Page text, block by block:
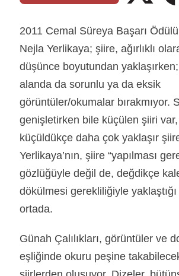
2011 Cemal Süreya Başarı
Nejla Yerlikaya; şiire, ağırlıklı
düşünce boyutundan
alanda da sorunlu ya da eksik
görüntüler/okumalar bırakmıyor.
genişletirken bile küçülen şiiri
küçüldükçe daha çok yaklaşır
Yerlikaya’nın, şiire “yapılması
gözlüğüyle değil de, değdikçe
dökülmesi gerekliliğiyle yaklaştığı
ortada.
Günah Çalılıkları, görüntüler ve
eşliğinde okuru peşine